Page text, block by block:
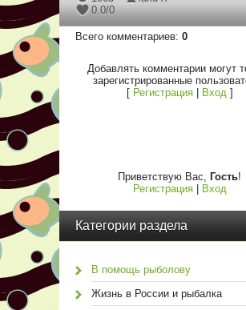
0.0/0
Всего комментариев: 0
Добавлять комментарии могут
зарегистрированные
[ Регистрация| Вход]
Приветствую Вас, Гость!
Регистрация| Вход
Категории раздела
В помощь рыболову
Жизнь в России и рыбалка